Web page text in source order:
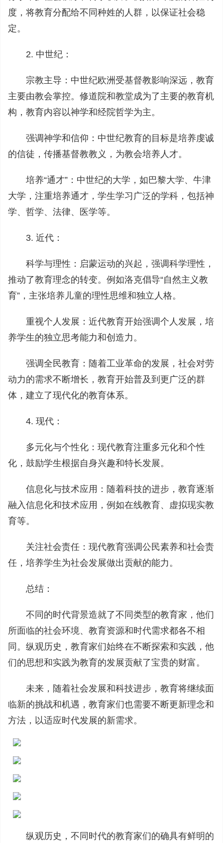
度，将教育分配给不同种姓的人群，以保证社会稳
定。
2. 中世纪：
宗教主导：中世纪欧洲受基督教影响深远，教育
主要由教会掌控。修道院和教堂成为了主要的教育机
构，教育内容以神学和经院哲学为主。
强调神学和信仰：中世纪教育的目标是培养虔诚
的信徒，传播基督教教义，为教会培养人才。
培养“通才”：中世纪的大学，如巴黎大学、牛津
大学，注重培养通才，学生学习广泛的学科，包括神
学、哲学、法律、医学等。
3. 近代：
科学与理性：启蒙运动的兴起，强调科学理性，
推动了教育理念的转变。例如洛克倡导“自然主义教
育”，主张培养儿童的理性思维和独立人格。
重视个人发展：近代教育开始强调个人发展，培
养学生的独立思考能力和创造力。
强调全民教育：随着工业革命的发展，社会对劳
动力的需求不断增长，教育开始普及到更广泛的群
体，建立了现代化的教育体系。
4. 现代：
多元化与个性化：现代教育注重多元化和个性
化，鼓励学生根据自身兴趣和特长发展。
信息化与技术应用：随着科技的进步，教育逐渐
融入信息化和技术应用，例如在线教育、虚拟现实教
育等。
关注社会责任：现代教育强调公民素养和社会责
任，培养学生为社会发展做出贡献的能力。
总结：
不同的时代背景造就了不同类型的教育家，他们
所面临的社会环境、教育资源和时代需求都各不相
同。纵观历史，教育家们始终在不断探索和实践，他
们的思想和实践为教育的发展贡献了宝贵的财富。
未来，随着社会发展和科技进步，教育将继续面
临新的挑战和机遇，教育家们也需要不断更新理念和
方法，以适应时代发展的新需求。
纵观历史，不同时代的教育家们的确具有鲜明的